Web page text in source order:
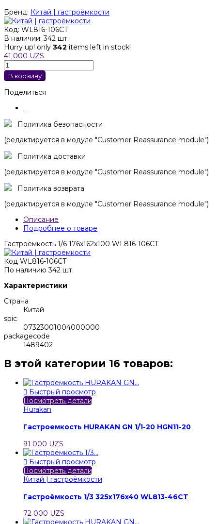
Бренд: Китай | гастроёмкости
Код: WL816-106CT
В наличии: 342 шт.
Hurry up! only 342 items left in stock!
41 000 UZS
В корзину
Поделиться
Политика безопасности
(редактируется в модуле "Customer Reassurance module")
Политика доставки
(редактируется в модуле "Customer Reassurance module")
Политика возврата
(редактируется в модуле "Customer Reassurance module")
Описание
Подробнее о товаре
Гастроёмкость 1/6 176x162x100 WL816-106CT
Код WL816-106CT
По наличию 342 шт.
Характеристики
Страна
Китай
spic
07323001004000000
packagecode
1489402
В этой категории 16 товаров:
 Быстрый просмотр
Посмотреть детали
Hurakan
Гастроемкость HURAKAN GN 1/1-20 HGN11-20
91 000 UZS
 Быстрый просмотр
Посмотреть детали
Китай | гастроёмкости
Гастроёмкость 1/3 325x176x40 WL813-46CT
72 000 UZS